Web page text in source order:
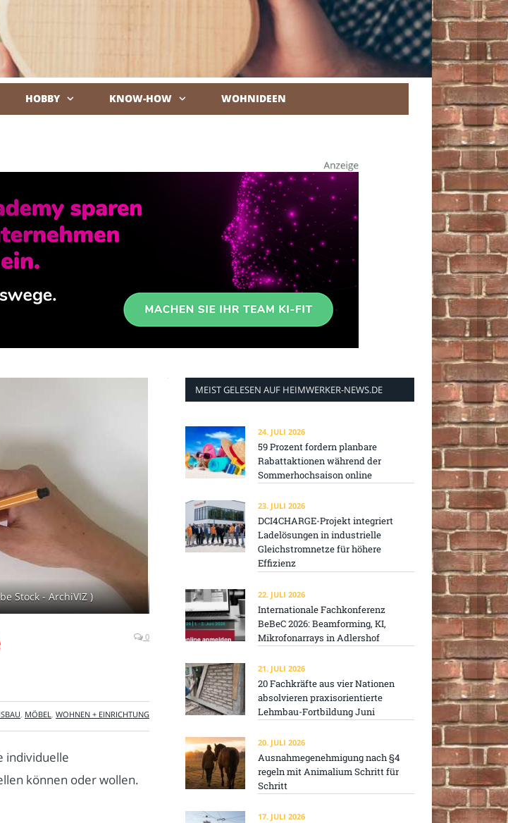
HOBBY KNOW-HOW WOHNIDEEN
Stock - ArchiVIZ )
0
, MÖBEL, WOHNEN + EINRICHTUNG
individuelle
können oder wollen.
MEIST GELESEN AUF HEIMWERKER-NEWS.DE
24. JULI 2026
59 Prozent fordern planbare
Rabattaktionen während der
Sommerhochsaison online
23. JULI 2026
DCI4CHARGE-Projekt integriert
Ladelösungen in industrielle
Gleichstromnetze für höhere
Effizienz
22. JULI 2026
Internationale Fachkonferenz
BeBeC 2026: Beamforming, KI,
Mikrofonarrays in Adlershof
21. JULI 2026
20 Fachkräfte aus vier Nationen
absolvieren praxisorientierte
Lehmbau-Fortbildung Juni
20. JULI 2026
Ausnahmegenehmigung nach §4
regeln mit Animalium Schritt für
Schritt
17. JULI 2026